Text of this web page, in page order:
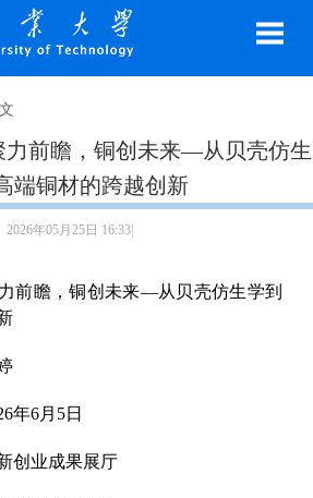
前瞻，铜创未来—从贝壳仿生
端铜材的跨越创新
2026年05月25日 16:33|
前瞻，铜创未来—从贝壳仿生学到
年6月5日
创业成果展厅